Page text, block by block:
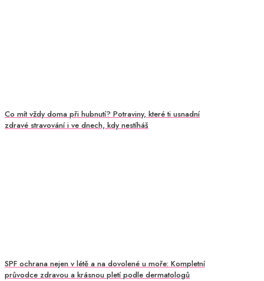
Co mít vždy doma při hubnutí? Potraviny, které ti usnadní
zdravé stravování i ve dnech, kdy nestíháš
SPF ochrana nejen v létě a na dovolené u moře: Kompletní
průvodce zdravou a krásnou pletí podle dermatologů